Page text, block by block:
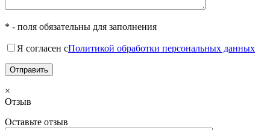
* - поля обязательны для заполнения
Я согласен сПолитикой обработки персональных данных
×
Отзыв
Оставьте отзыв